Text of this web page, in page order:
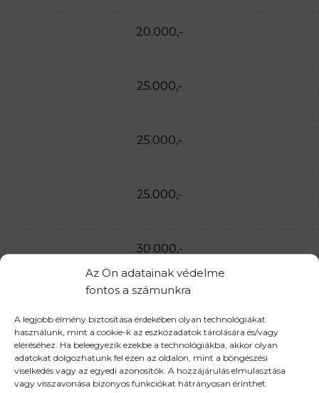
Az Ön adatainak védelme
fontos a számunkra
A legjobb élmény biztosítása érdekében olyan technológiákat
használunk, mint a cookie-k az eszközadatok tárolására és/vagy
eléréséhez. Ha beleegyezik ezekbe a technológiákba, akkor olyan
adatokat dolgozhatunk fel ezen az oldalon, mint a böngészési
viselkedés vagy az egyedi azonosítók. A hozzájárulás elmulasztása
vagy visszavonása bizonyos funkciókat hátrányosan érinthet.
20.000,-
25.000,-
25.000,-
25.000,-
30.000,-
35.000,-